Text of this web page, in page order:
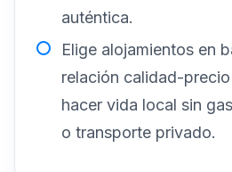
auténtica.
Elige alojamientos en
relación calidad-
hacer vida local sin
o transporte privado.